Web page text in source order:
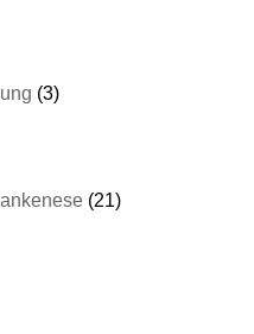
(3)
(21)